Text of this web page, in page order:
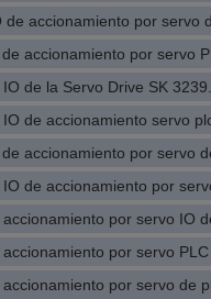
de accionamiento por servo
accionamiento por servo
de la Servo Drive SK
de accionamiento servo
accionamiento por servo
de accionamiento por
por servo IO
por servo
por servo de